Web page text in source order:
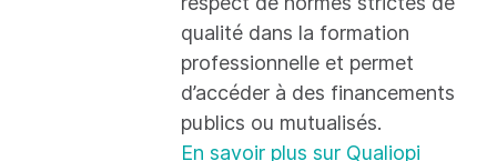
qualité dans la formation
professionnelle et permet
d’accéder à des financements
publics ou mutualisés.
En savoir plus sur Qualiopi